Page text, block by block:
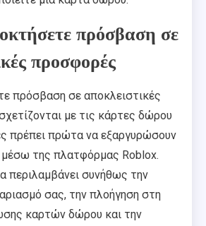
πρόσβαση σε
προσφορές
πρόσβαση σε αποκλειστικές
με τις κάρτες δώρου
πρέπει πρώτα να εξαργυρώσουν
μέσω της πλατφόρμας Roblox.
περιλαμβάνει συνήθως την
σας, την πλοήγηση στη
καρτών δώρου και την